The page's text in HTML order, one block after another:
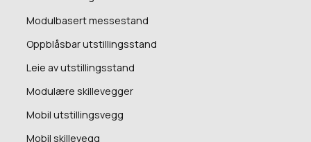
Modulbasert messestand
Oppblåsbar utstillingsstand
Leie av utstillingsstand
Modulære skillevegger
Mobil utstillingsvegg
Mobil skillevegg